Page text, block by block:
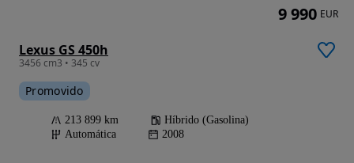
Lexus GS 450h
3456 cm3 • 345 cv
Promovido
213 899 km
Híbrido (Gasolina)
Automática
2008
9 990 EUR